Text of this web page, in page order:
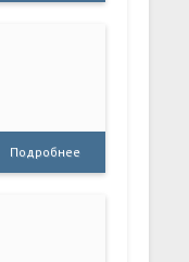
Подробнее